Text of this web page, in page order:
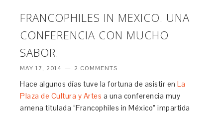
FRANCOPHILES IN MEXICO. UNA
CONFERENCIA CON MUCHO
SABOR.
MAY 17, 2014 2 COMMENTS
Hace algunos días tuve la fortuna de asistir enLa
Plaza de Cultura y Artes a una conferencia muy
amena titulada “Francophiles in México” impartida